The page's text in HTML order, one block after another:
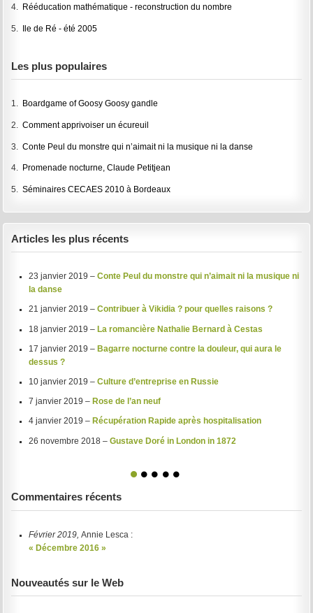
4. Rééducation mathématique - reconstruction du nombre
5. Ile de Ré - été 2005
Les plus populaires
1. Boardgame of Goosy Goosy gandle
2.Comment apprivoiser un écureuil
3.Conte Peul du monstre qui n’aimait ni la musique ni la danse
4. Promenade nocturne, Claude Petitjean
5.Séminaires CECAES 2010 à Bordeaux
Articles les plus récents
23 janvier 2019 – Conte Peul du monstre qui n’aimait ni la musique ni
la danse
21 janvier 2019 – Contribuer à Vikidia ? pour quelles raisons ?
18 janvier 2019 – La romancière Nathalie Bernard à Cestas
17 janvier 2019 – Bagarre nocturne contre la douleur, qui aura le
dessus ?
10 janvier 2019 – Culture d’entreprise en Russie
7 janvier 2019 – Rose de l’an neuf
4 janvier 2019 – Récupération Rapide après hospitalisation
26 novembre 2018 – Gustave Doré in London in 1872
1 2 3 4 5
Commentaires récents
Février 2019, Annie Lesca :
« Décembre 2016 »
Nouveautés sur le Web